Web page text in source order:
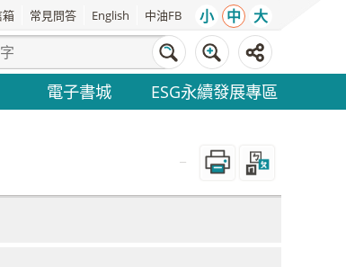
箱 常見問答 English 中油FB 小 中 大
電子書城 ESG永續發展專區